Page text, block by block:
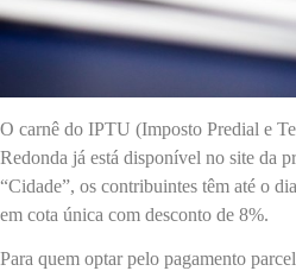
O carnê do IPTU (Imposto Predial e
Redonda já está disponível no site da
“Cidade”, os contribuintes têm até o
em cota única com desconto de 8%.
Para quem optar pelo pagamento